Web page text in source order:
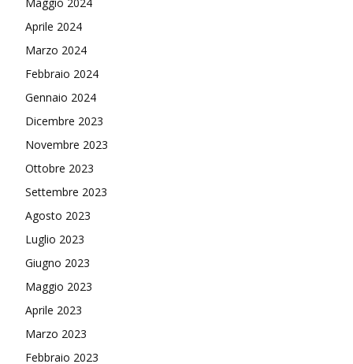
Aprile 2024
Marzo 2024
Febbraio 2024
Gennaio 2024
Dicembre 2023
Novembre 2023
Ottobre 2023
Settembre 2023
Agosto 2023
Luglio 2023
Giugno 2023
Maggio 2023
Aprile 2023
Marzo 2023
Febbraio 2023